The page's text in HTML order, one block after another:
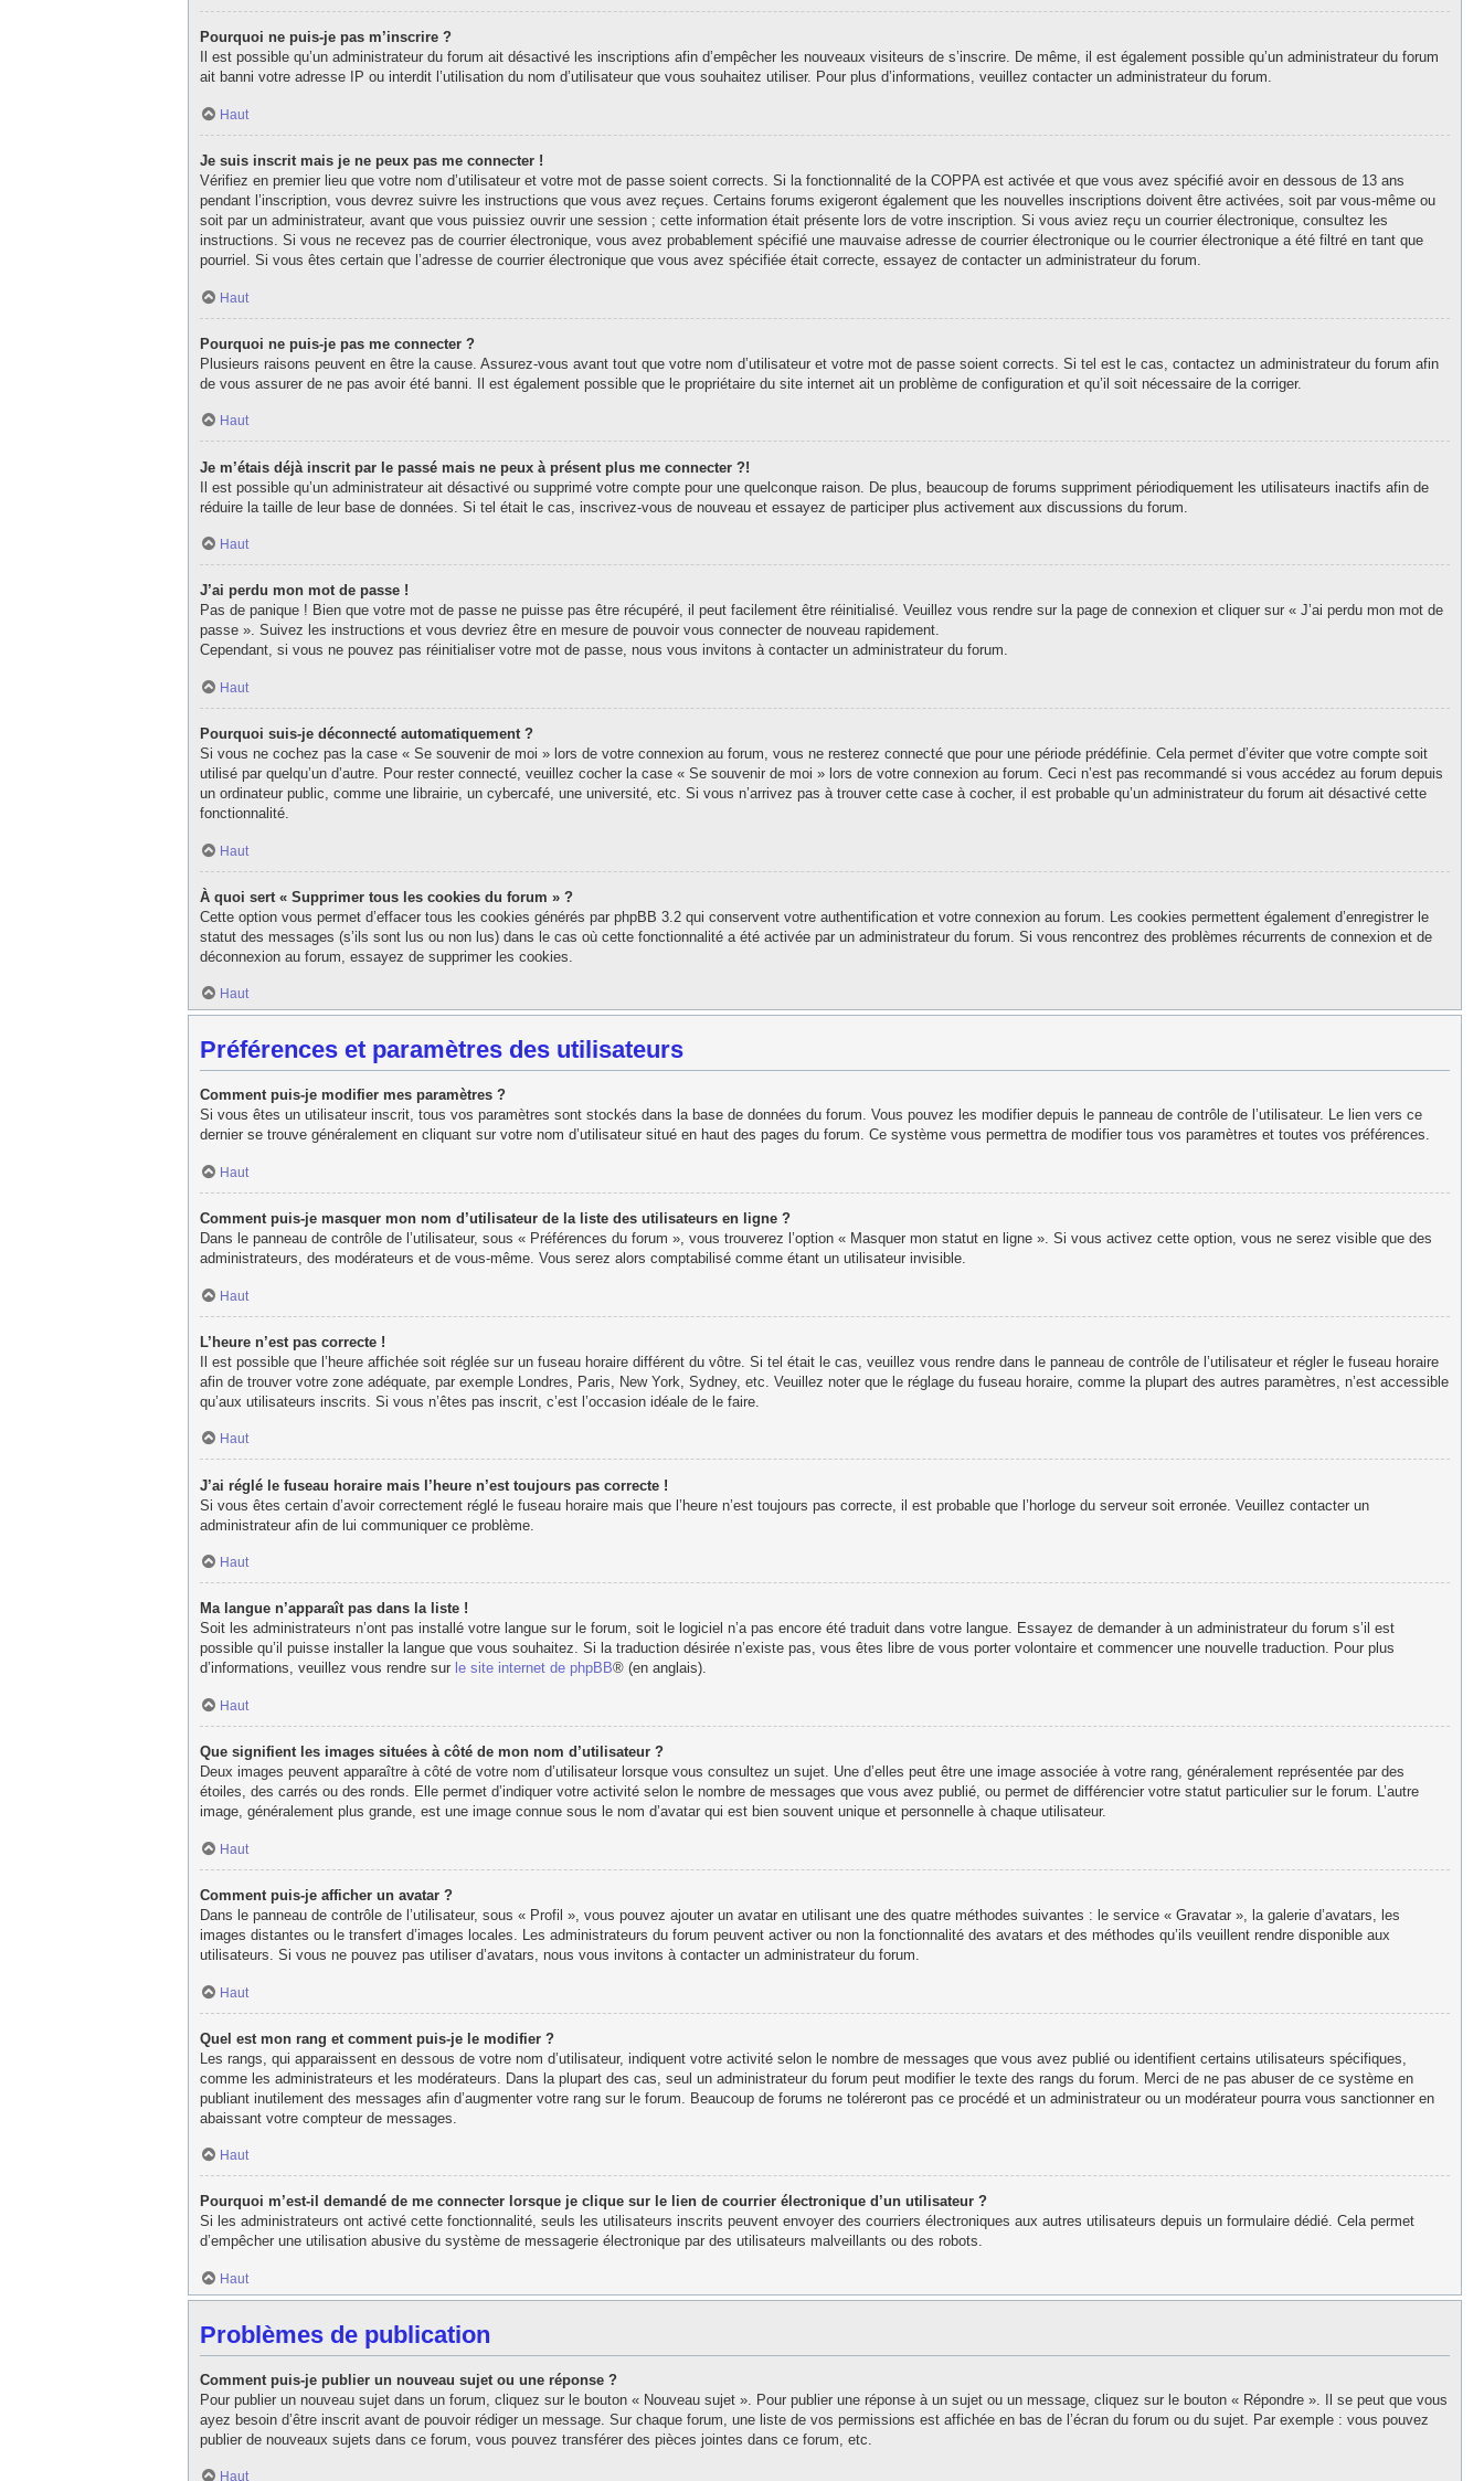
Pourquoi ne puis-je pas m’inscrire ?
Il est possible qu’un administrateur du forum ait désactivé les inscriptions afin d’empêcher les nouveaux visiteurs de s’inscrire. De même, il est également possible qu’un administrateur du forum
ait banni votre adresse IP ou interdit l’utilisation du nom d’utilisateur que vous souhaitez utiliser. Pour plus d’informations, veuillez contacter un administrateur du forum.
Haut
Je suis inscrit mais je ne peux pas me connecter !
Vérifiez en premier lieu que votre nom d’utilisateur et votre mot de passe soient corrects. Si la fonctionnalité de la COPPA est activée et que vous avez spécifié avoir en dessous de 13 ans
pendant l’inscription, vous devrez suivre les instructions que vous avez reçues. Certains forums exigeront également que les nouvelles inscriptions doivent être activées, soit par vous-même ou
soit par un administrateur, avant que vous puissiez ouvrir une session ; cette information était présente lors de votre inscription. Si vous aviez reçu un courrier électronique, consultez les
instructions. Si vous ne recevez pas de courrier électronique, vous avez probablement spécifié une mauvaise adresse de courrier électronique ou le courrier électronique a été filtré en tant que
pourriel. Si vous êtes certain que l’adresse de courrier électronique que vous avez spécifiée était correcte, essayez de contacter un administrateur du forum.
Haut
Pourquoi ne puis-je pas me connecter ?
Plusieurs raisons peuvent en être la cause. Assurez-vous avant tout que votre nom d’utilisateur et votre mot de passe soient corrects. Si tel est le cas, contactez un administrateur du forum afin
de vous assurer de ne pas avoir été banni. Il est également possible que le propriétaire du site internet ait un problème de configuration et qu’il soit nécessaire de la corriger.
Haut
Je m’étais déjà inscrit par le passé mais ne peux à présent plus me connecter ?!
Il est possible qu’un administrateur ait désactivé ou supprimé votre compte pour une quelconque raison. De plus, beaucoup de forums suppriment périodiquement les utilisateurs inactifs afin de
réduire la taille de leur base de données. Si tel était le cas, inscrivez-vous de nouveau et essayez de participer plus activement aux discussions du forum.
Haut
J’ai perdu mon mot de passe !
Pas de panique ! Bien que votre mot de passe ne puisse pas être récupéré, il peut facilement être réinitialisé. Veuillez vous rendre sur la page de connexion et cliquer sur « J’ai perdu mon mot de
passe ». Suivez les instructions et vous devriez être en mesure de pouvoir vous connecter de nouveau rapidement.
Cependant, si vous ne pouvez pas réinitialiser votre mot de passe, nous vous invitons à contacter un administrateur du forum.
Haut
Pourquoi suis-je déconnecté automatiquement ?
Si vous ne cochez pas la case « Se souvenir de moi » lors de votre connexion au forum, vous ne resterez connecté que pour une période prédéfinie. Cela permet d’éviter que votre compte soit
utilisé par quelqu’un d’autre. Pour rester connecté, veuillez cocher la case « Se souvenir de moi » lors de votre connexion au forum. Ceci n’est pas recommandé si vous accédez au forum depuis
un ordinateur public, comme une librairie, un cybercafé, une université, etc. Si vous n’arrivez pas à trouver cette case à cocher, il est probable qu’un administrateur du forum ait désactivé cette
fonctionnalité.
Haut
À quoi sert « Supprimer tous les cookies du forum » ?
Cette option vous permet d’effacer tous les cookies générés par phpBB 3.2 qui conservent votre authentification et votre connexion au forum. Les cookies permettent également d’enregistrer le
statut des messages (s’ils sont lus ou non lus) dans le cas où cette fonctionnalité a été activée par un administrateur du forum. Si vous rencontrez des problèmes récurrents de connexion et de
déconnexion au forum, essayez de supprimer les cookies.
Haut
Préférences et paramètres des utilisateurs
Comment puis-je modifier mes paramètres ?
Si vous êtes un utilisateur inscrit, tous vos paramètres sont stockés dans la base de données du forum. Vous pouvez les modifier depuis le panneau de contrôle de l’utilisateur. Le lien vers ce
dernier se trouve généralement en cliquant sur votre nom d’utilisateur situé en haut des pages du forum. Ce système vous permettra de modifier tous vos paramètres et toutes vos préférences.
Haut
Comment puis-je masquer mon nom d’utilisateur de la liste des utilisateurs en ligne ?
Dans le panneau de contrôle de l’utilisateur, sous « Préférences du forum », vous trouverez l’option « Masquer mon statut en ligne ». Si vous activez cette option, vous ne serez visible que des
administrateurs, des modérateurs et de vous-même. Vous serez alors comptabilisé comme étant un utilisateur invisible.
Haut
L’heure n’est pas correcte !
Il est possible que l’heure affichée soit réglée sur un fuseau horaire différent du vôtre. Si tel était le cas, veuillez vous rendre dans le panneau de contrôle de l’utilisateur et régler le fuseau horaire
afin de trouver votre zone adéquate, par exemple Londres, Paris, New York, Sydney, etc. Veuillez noter que le réglage du fuseau horaire, comme la plupart des autres paramètres, n’est accessible
qu’aux utilisateurs inscrits. Si vous n’êtes pas inscrit, c’est l’occasion idéale de le faire.
Haut
J’ai réglé le fuseau horaire mais l’heure n’est toujours pas correcte !
Si vous êtes certain d’avoir correctement réglé le fuseau horaire mais que l’heure n’est toujours pas correcte, il est probable que l’horloge du serveur soit erronée. Veuillez contacter un
administrateur afin de lui communiquer ce problème.
Haut
Ma langue n’apparaît pas dans la liste !
Soit les administrateurs n’ont pas installé votre langue sur le forum, soit le logiciel n’a pas encore été traduit dans votre langue. Essayez de demander à un administrateur du forum s’il est
possible qu’il puisse installer la langue que vous souhaitez. Si la traduction désirée n’existe pas, vous êtes libre de vous porter volontaire et commencer une nouvelle traduction. Pour plus
d’informations, veuillez vous rendre sur le site internet de phpBB® (en anglais).
Haut
Que signifient les images situées à côté de mon nom d’utilisateur ?
Deux images peuvent apparaître à côté de votre nom d’utilisateur lorsque vous consultez un sujet. Une d’elles peut être une image associée à votre rang, généralement représentée par des
étoiles, des carrés ou des ronds. Elle permet d’indiquer votre activité selon le nombre de messages que vous avez publié, ou permet de différencier votre statut particulier sur le forum. L’autre
image, généralement plus grande, est une image connue sous le nom d’avatar qui est bien souvent unique et personnelle à chaque utilisateur.
Haut
Comment puis-je afficher un avatar ?
Dans le panneau de contrôle de l’utilisateur, sous « Profil », vous pouvez ajouter un avatar en utilisant une des quatre méthodes suivantes : le service « Gravatar », la galerie d’avatars, les
images distantes ou le transfert d’images locales. Les administrateurs du forum peuvent activer ou non la fonctionnalité des avatars et des méthodes qu’ils veuillent rendre disponible aux
utilisateurs. Si vous ne pouvez pas utiliser d’avatars, nous vous invitons à contacter un administrateur du forum.
Haut
Quel est mon rang et comment puis-je le modifier ?
Les rangs, qui apparaissent en dessous de votre nom d’utilisateur, indiquent votre activité selon le nombre de messages que vous avez publié ou identifient certains utilisateurs spécifiques,
comme les administrateurs et les modérateurs. Dans la plupart des cas, seul un administrateur du forum peut modifier le texte des rangs du forum. Merci de ne pas abuser de ce système en
publiant inutilement des messages afin d’augmenter votre rang sur le forum. Beaucoup de forums ne toléreront pas ce procédé et un administrateur ou un modérateur pourra vous sanctionner en
abaissant votre compteur de messages.
Haut
Pourquoi m’est-il demandé de me connecter lorsque je clique sur le lien de courrier électronique d’un utilisateur ?
Si les administrateurs ont activé cette fonctionnalité, seuls les utilisateurs inscrits peuvent envoyer des courriers électroniques aux autres utilisateurs depuis un formulaire dédié. Cela permet
d’empêcher une utilisation abusive du système de messagerie électronique par des utilisateurs malveillants ou des robots.
Haut
Problèmes de publication
Comment puis-je publier un nouveau sujet ou une réponse ?
Pour publier un nouveau sujet dans un forum, cliquez sur le bouton « Nouveau sujet ». Pour publier une réponse à un sujet ou un message, cliquez sur le bouton « Répondre ». Il se peut que vous
ayez besoin d’être inscrit avant de pouvoir rédiger un message. Sur chaque forum, une liste de vos permissions est affichée en bas de l’écran du forum ou du sujet. Par exemple : vous pouvez
publier de nouveaux sujets dans ce forum, vous pouvez transférer des pièces jointes dans ce forum, etc.
Haut